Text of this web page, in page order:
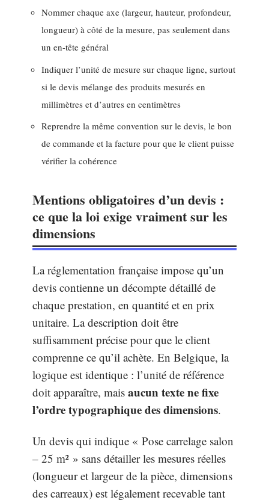
Nommer chaque axe (largeur, hauteur, profondeur,
longueur) à côté de la mesure, pas seulement dans
un en-tête général
Indiquer l’unité de mesure sur chaque ligne, surtout
si le devis mélange des produits mesurés en
millimètres et d’autres en centimètres
Reprendre la même convention sur le devis, le bon
de commande et la facture pour que le client puisse
vérifier la cohérence
Mentions obligatoires d’un devis :
ce que la loi exige vraiment sur les
dimensions
La réglementation française impose qu’un
devis contienne un décompte détaillé de
chaque prestation, en quantité et en prix
unitaire. La description doit être
suffisamment précise pour que le client
comprenne ce qu’il achète. En Belgique, la
logique est identique : l’unité de référence
doit apparaître, mais aucun texte ne fixe
l’ordre typographique des dimensions.
Un devis qui indique « Pose carrelage salon
– 25 m² » sans détailler les mesures réelles
(longueur et largeur de la pièce, dimensions
des carreaux) est légalement recevable tant